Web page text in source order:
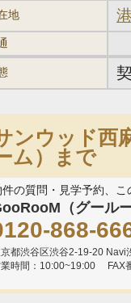
地
ンウッド西
ム）まで
件の質問・見学予約、
（グール
868-
都渋谷区渋谷2-19-20 Navi
時間：10:00~19:00
FAX